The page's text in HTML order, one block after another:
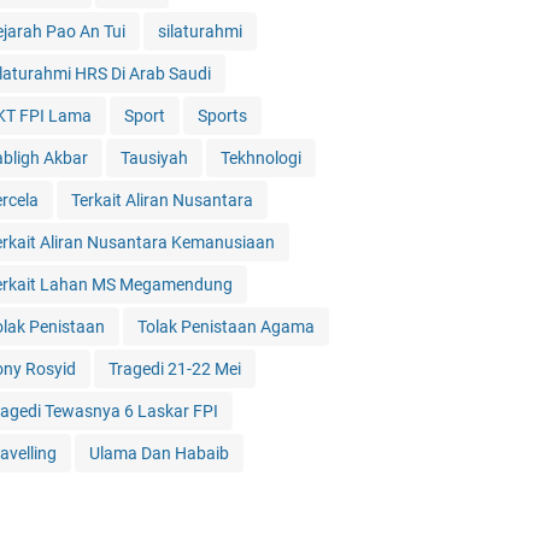
Pao An Tui silaturahmi
HRS Di Arab Saudi
FPI Lama Sport Sports
Akbar Tausiyah Tekhnologi
Terkait Aliran Nusantara
Aliran Nusantara Kemanusiaan
Lahan MS Megamendung
Penistaan Tolak Penistaan Agama
Rosyid Tragedi 21-22 Mei
Tewasnya 6 Laskar FPI
Ulama Dan Habaib